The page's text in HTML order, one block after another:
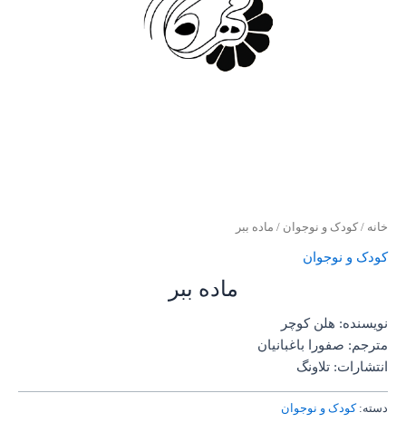
خانه / کودک و نوجوان / ماده ببر
کودک و نوجوان
ماده ببر
نویسنده: هلن کوچر
مترجم: صفورا باغبانیان
انتشارات: تلاونگ
دسته:کودک و نوجوان